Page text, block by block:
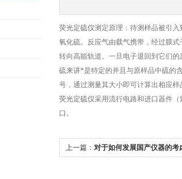
荧光定硫仪测定原理：待测样品被引
氧化硫。反应气由载气携带，经过膜
转向高能轨道。一旦电子退回到它们
硫来讲*是特定的并且与原样品中硫的
号，通过测量其大小即可计算出相应样
荧光定硫仪采用流行电路和进口器件
口。
上一篇： 对于如何发展国产仪器的考